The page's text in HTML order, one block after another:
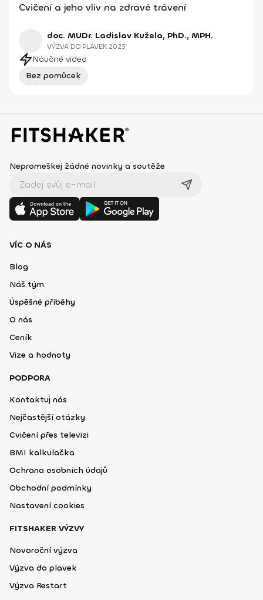
Cvičení a jeho vliv na zdravé trávení
doc. MUDr. Ladislav Kužela, PhD., MPH.
VÝZVA DO PLAVEK 2023
Náučné video
Bez pomůcek
Nepromeškej žádné novinky a soutěže
VÍC O NÁS
Blog
Náš tým
Úspěšné příběhy
O nás
Ceník
Vize a hodnoty
PODPORA
Kontaktuj nás
Nejčastější otázky
Cvičení přes televizi
BMI kalkulačka
Ochrana osobních údajů
Obchodní podmínky
Nastavení cookies
FITSHAKER VÝZVY
Novoroční výzva
Výzva do plavek
Výzva Restart